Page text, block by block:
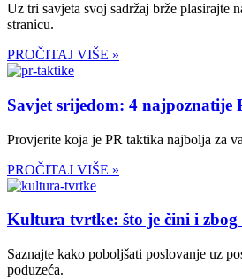
Uz tri savjeta svoj sadržaj brže plasirajte
stranicu.
PROČITAJ VIŠE »
Savjet srijedom: 4 najpoznatije
Provjerite koja je PR taktika najbolja za
PROČITAJ VIŠE »
Kultura tvrtke: što je čini i zbog
Saznajte kako poboljšati poslovanje uz
poduzeća.